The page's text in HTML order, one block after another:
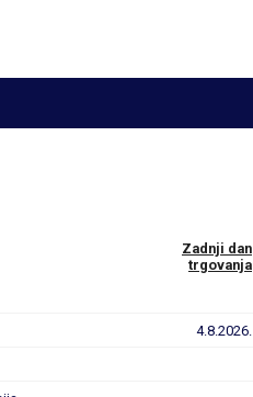
Zadnji dan
trgovanja
4.8.2026.